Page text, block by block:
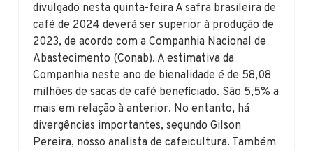
divulgado nesta quinta-feira A safra brasileira de
café de 2024 deverá ser superior à produção de
2023, de acordo com a Companhia Nacional de
Abastecimento (Conab). A estimativa da
Companhia neste ano de bienalidade é de 58,08
milhões de sacas de café beneficiado. São 5,5% a
mais em relação à anterior. No entanto, há
divergências importantes, segundo Gilson
Pereira, nosso analista de cafeicultura. Também